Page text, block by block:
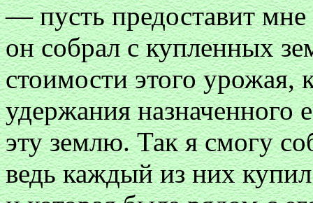
— пусть предоставит
он собрал с купленных
стоимости этого урожая,
удержания назначенного
эту землю. Так я смогу
ведь каждый из них